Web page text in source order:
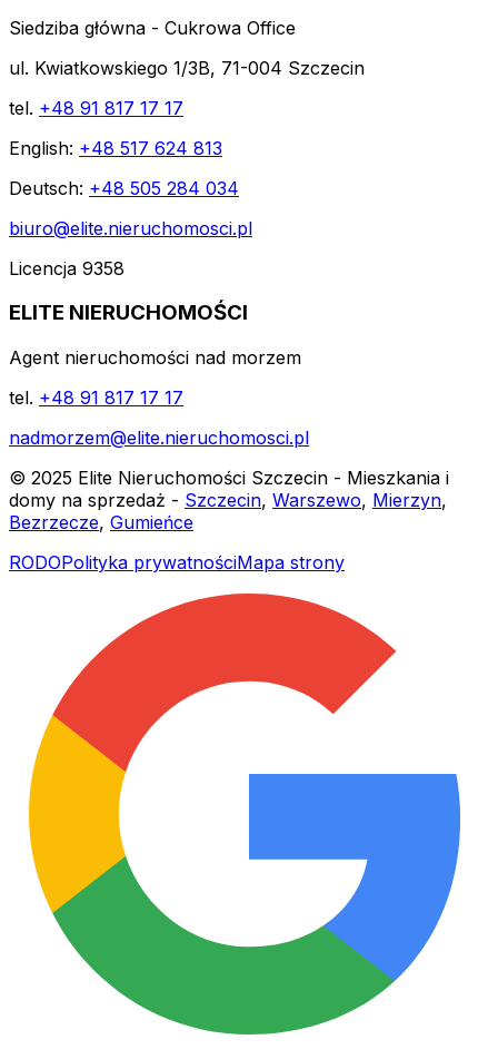
Siedziba główna - Cukrowa Office
ul. Kwiatkowskiego 1/3B, 71-004 Szczecin
tel. +48 91 817 17 17
English: +48 517 624 813
Deutsch: +48 505 284 034
biuro@elite.nieruchomosci.pl
Licencja 9358
ELITE NIERUCHOMOŚCI
Agent nieruchomości nad morzem
tel. +48 91 817 17 17
nadmorzem@elite.nieruchomosci.pl
© 2025 Elite Nieruchomości Szczecin - Mieszkania i
domy na sprzedaż - Szczecin, Warszewo, Mierzyn,
Bezrzecze, Gumieńce
RODOPolityka prywatnościMapa strony